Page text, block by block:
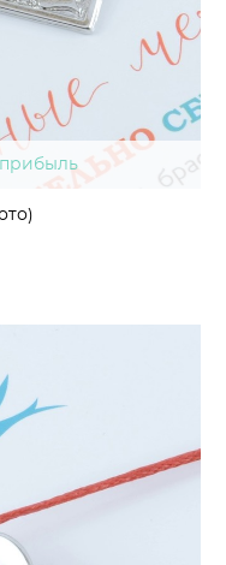
прибыль